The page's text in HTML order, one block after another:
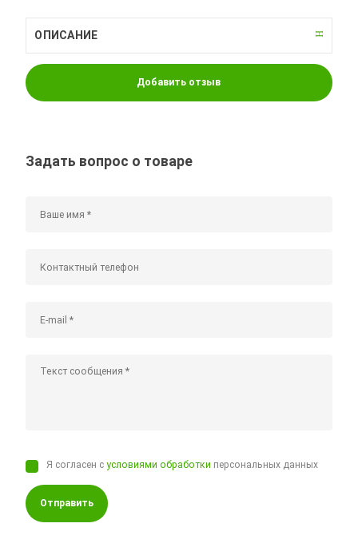
ОПИСАНИЕ
Добавить отзыв
Задать вопрос о товаре
Я согласен сусловиями обработки персональных данных
Отправить